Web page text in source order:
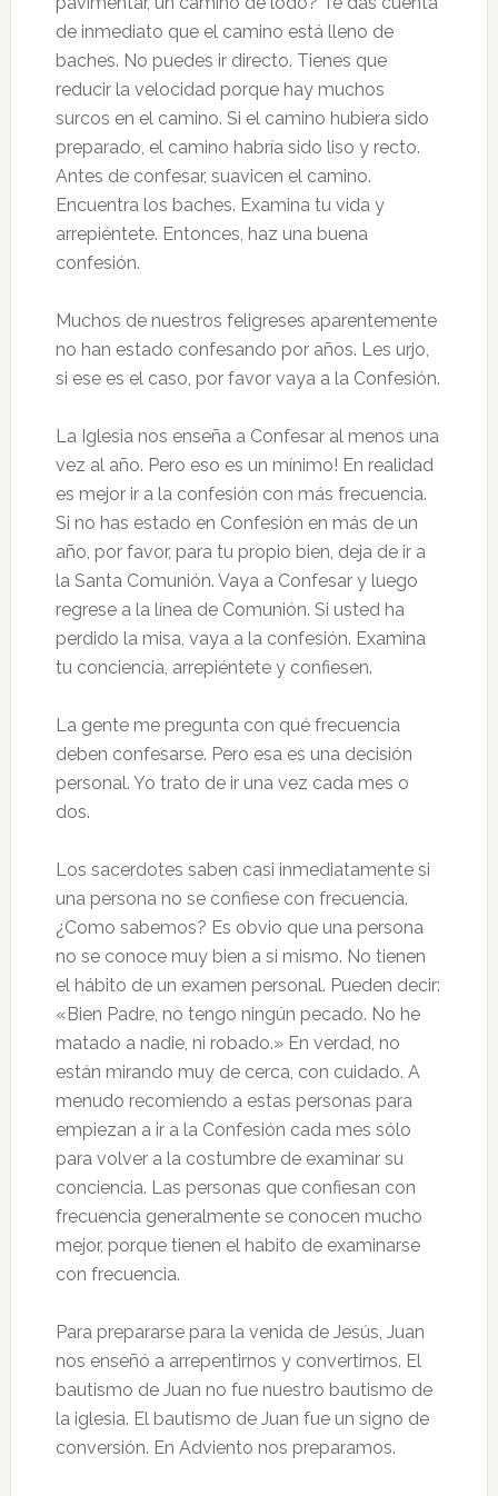
de inmediato que el camino está lleno de
baches. No puedes ir directo. Tienes que
reducir la velocidad porque hay muchos
surcos en el camino. Si el camino hubiera sido
preparado, el camino habría sido liso y recto.
Antes de confesar, suavicen el camino.
Encuentra los baches. Examina tu vida y
arrepiéntete. Entonces, haz una buena
confesión.
Muchos de nuestros feligreses aparentemente
no han estado confesando por años. Les urjo,
si ese es el caso, por favor vaya a la Confesión.
La Iglesia nos enseña a Confesar al menos una
vez al año. Pero eso es un mínimo! En realidad
es mejor ir a la confesión con más frecuencia.
Si no has estado en Confesión en más de un
año, por favor, para tu propio bien, deja de ir a
la Santa Comunión. Vaya a Confesar y luego
regrese a la línea de Comunión. Si usted ha
perdido la misa, vaya a la confesión. Examina
tu conciencia, arrepiéntete y confiesen.
La gente me pregunta con qué frecuencia
deben confesarse. Pero esa es una decisión
personal. Yo trato de ir una vez cada mes o
dos.
Los sacerdotes saben casi inmediatamente si
una persona no se confiese con frecuencia.
¿Como sabemos? Es obvio que una persona
no se conoce muy bien a si mismo. No tienen
el hábito de un examen personal. Pueden decir:
«Bien Padre, no tengo ningún pecado. No he
matado a nadie, ni robado.» En verdad, no
están mirando muy de cerca, con cuidado. A
menudo recomiendo a estas personas para
empiezan a ir a la Confesión cada mes sólo
para volver a la costumbre de examinar su
conciencia. Las personas que confiesan con
frecuencia generalmente se conocen mucho
mejor, porque tienen el habito de examinarse
con frecuencia.
Para prepararse para la venida de Jesús, Juan
nos enseñó a arrepentirnos y convertirnos. El
bautismo de Juan no fue nuestro bautismo de
la iglesia. El bautismo de Juan fue un signo de
conversión. En Adviento nos preparamos.